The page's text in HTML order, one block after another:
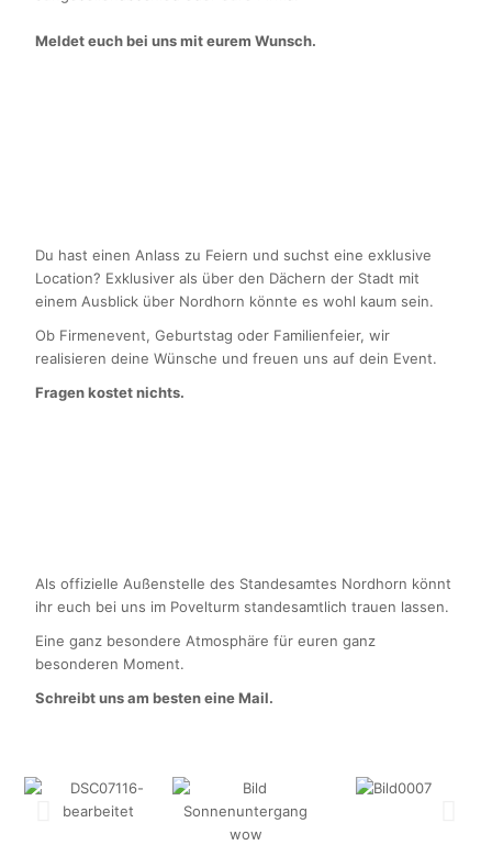
Meldet euch bei uns mit eurem Wunsch.
Du hast einen Anlass zu Feiern und suchst eine exklusive
Location? Exklusiver als über den Dächern der Stadt mit
einem Ausblick über Nordhorn könnte es wohl kaum sein.
Ob Firmenevent, Geburtstag oder Familienfeier, wir
realisieren deine Wünsche und freuen uns auf dein Event.
Fragen kostet nichts.
Als offizielle Außenstelle des Standesamtes Nordhorn könnt
ihr euch bei uns im Povelturm standesamtlich trauen lassen.
Eine ganz besondere Atmosphäre für euren ganz
besonderen Moment.
Schreibt uns am besten eine Mail.